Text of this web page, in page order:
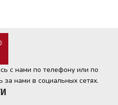
с нами по телефону или по
за нами в социальных сетях.